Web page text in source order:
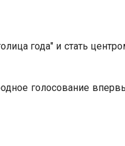
года" и стать
голосование